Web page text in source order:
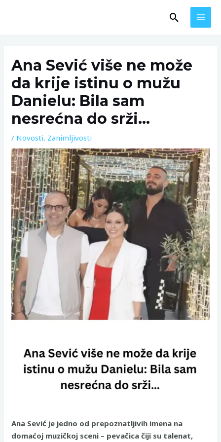
Search
Ana Sević više ne može
da krije istinu o mužu
Danielu: Bila sam
nesrećna do srži…
/ Novosti, Zanimljivosti
Ana Sević je jedno od prepoznatljivih imena na
domaćoj muzičkoj sceni – pevačica čiji su talenat,